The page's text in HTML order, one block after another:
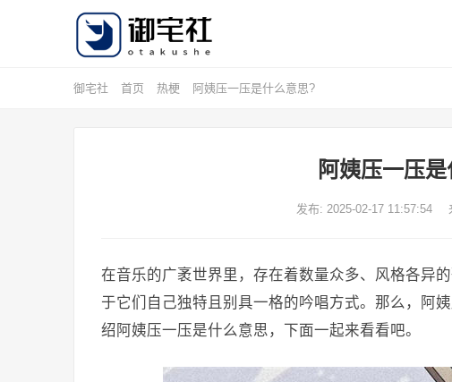
御宅社 首页 热梗 阿姨压一压是什么意思?
阿姨压一压
发布: 2025-02-17 11:57:54
在音乐的广袤世界里，存在着数量众多、风格各异
于它们自己独特且别具一格的吟唱方式。那么，阿
绍阿姨压一压是什么意思，下面一起来看看吧。